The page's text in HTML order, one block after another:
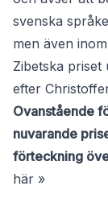
svenska
men även
Zibetska priset
efter
Ovanstående
nuvarande
förteckning
här »